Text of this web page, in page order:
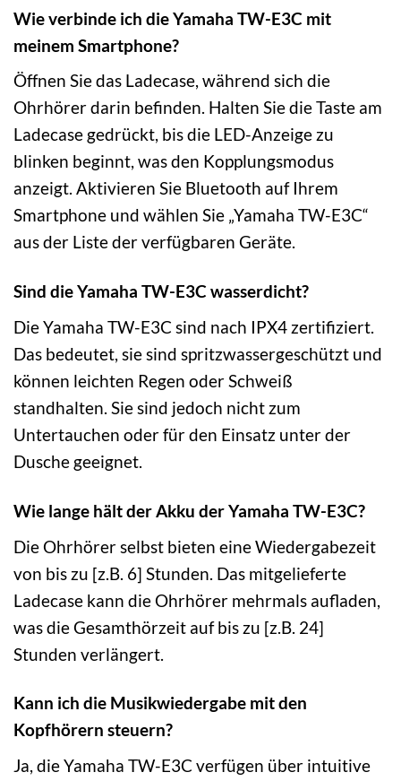
Wie verbinde ich die Yamaha TW-E3C mit
meinem Smartphone?
Öffnen Sie das Ladecase, während sich die
Ohrhörer darin befinden. Halten Sie die Taste am
Ladecase gedrückt, bis die LED-Anzeige zu
blinken beginnt, was den Kopplungsmodus
anzeigt. Aktivieren Sie Bluetooth auf Ihrem
Smartphone und wählen Sie „Yamaha TW-E3C“
aus der Liste der verfügbaren Geräte.
Sind die Yamaha TW-E3C wasserdicht?
Die Yamaha TW-E3C sind nach IPX4 zertifiziert.
Das bedeutet, sie sind spritzwassergeschützt und
können leichten Regen oder Schweiß
standhalten. Sie sind jedoch nicht zum
Untertauchen oder für den Einsatz unter der
Dusche geeignet.
Wie lange hält der Akku der Yamaha TW-E3C?
Die Ohrhörer selbst bieten eine Wiedergabezeit
von bis zu [z.B. 6] Stunden. Das mitgelieferte
Ladecase kann die Ohrhörer mehrmals aufladen,
was die Gesamthörzeit auf bis zu [z.B. 24]
Stunden verlängert.
Kann ich die Musikwiedergabe mit den
Kopfhörern steuern?
Ja, die Yamaha TW-E3C verfügen über intuitive